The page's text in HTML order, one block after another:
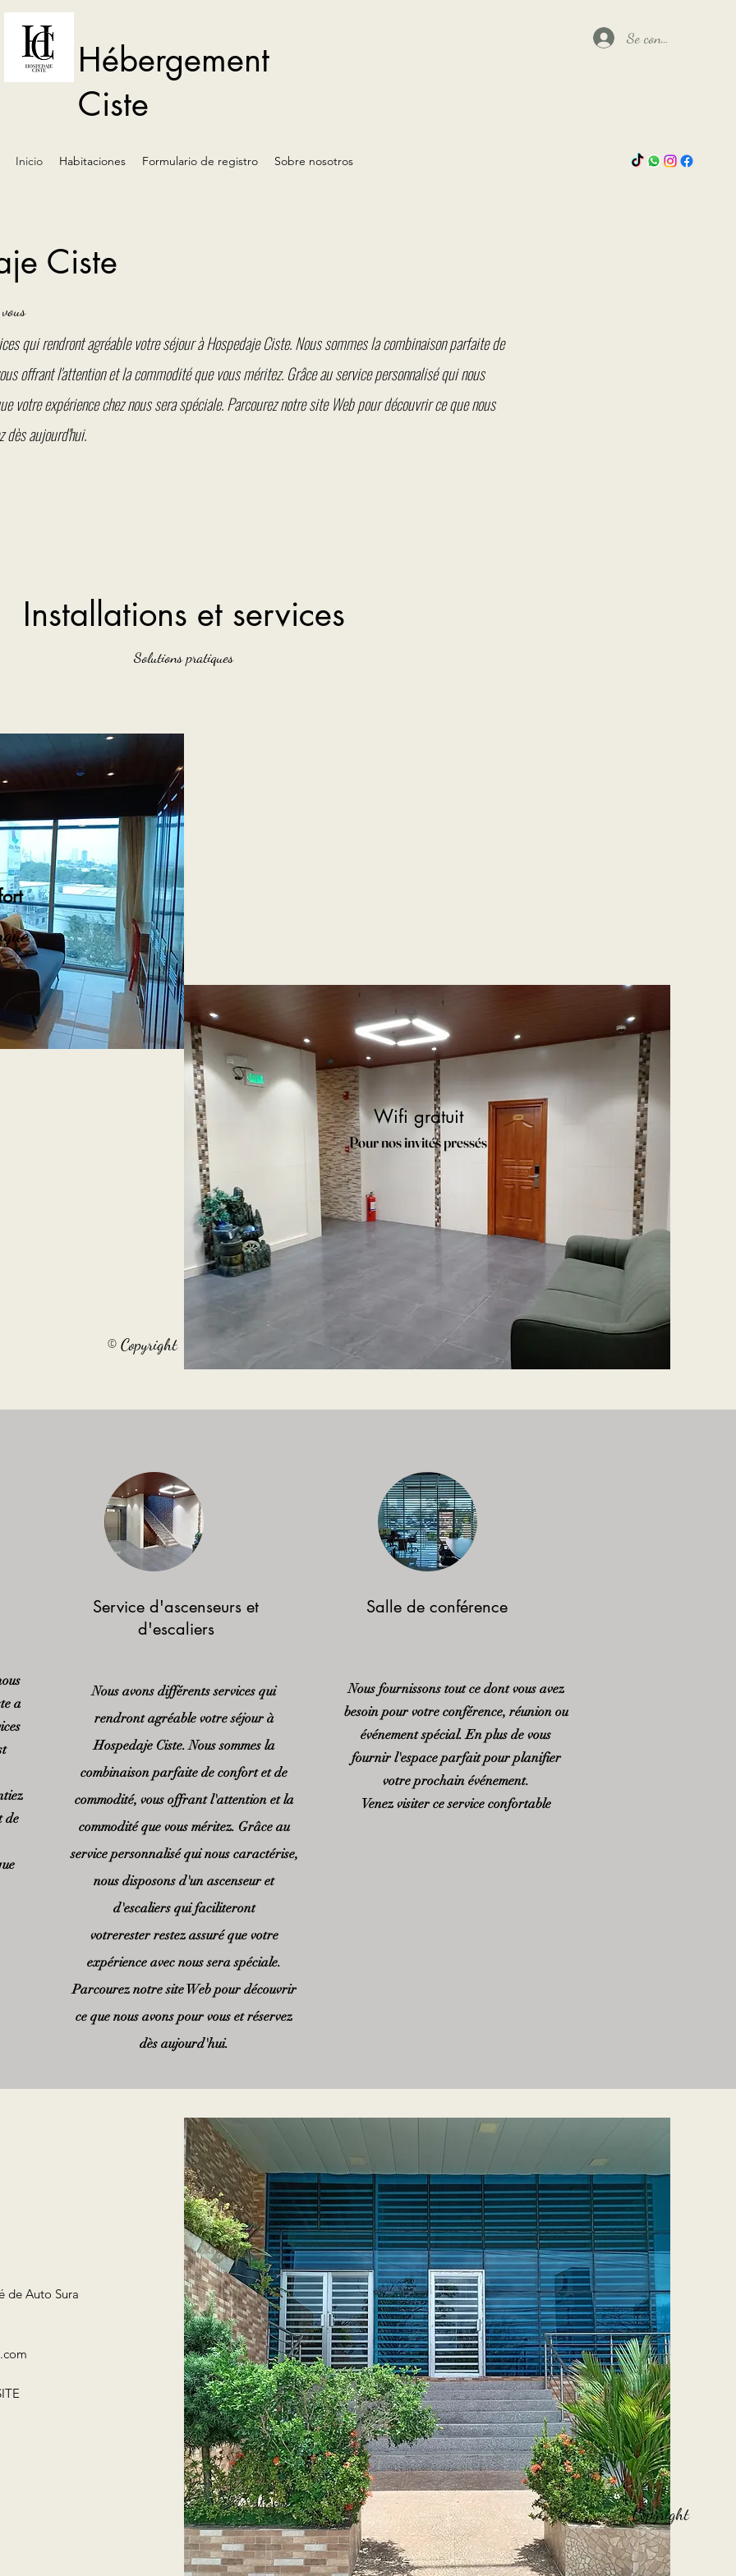
Hébergement
Ciste
Se connecter
Inicio Habitaciones Formulario de registro Sobre nosotros
Ciste
qui rendront agréable votre séjour à Hospedaje Ciste. Nous sommes la combinaison parfaite de
offrant l'attention et la commodité que vous méritez. Grâce au service personnalisé qui nous
votre expérience chez nous sera spéciale. Parcourez notre site Web pour découvrir ce que nous
dès aujourd'hui.
Installations et services
Solutions pratiques
Wifi gratuit
Pour nos invités pressés
© Copyright
a
de
Service d'ascenseurs et
d'escaliers
Nous avons différents services qui
rendront agréable votre séjour à
Hospedaje Ciste. Nous sommes la
combinaison parfaite de confort et de
commodité, vous offrant l'attention et la
commodité que vous méritez. Grâce au
service personnalisé qui nous caractérise,
nous disposons d'un ascenseur et
d'escaliers qui faciliteront
votreresterrestez assuré que votre
expérience avec nous sera spéciale.
Parcourez notre site Web pour découvrir
ce que nous avons pour vous et réservez
dès aujourd'hui.
Salle de conférence
Nous fournissons tout ce dont vous avez
besoin pour votre conférence, réunion ou
événement spécial. En plus de vous
fournir l'espace parfait pour planifier
votre prochain événement.
Venez visiter ce service confortable
de Auto Sura
© Copyright